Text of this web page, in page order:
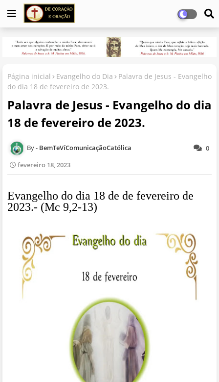
Página inicial Evangelho do Dia
Palavra de Jesus - Evangelho
do dia 18 de fevereiro de 2023.
Palavra de Jesus - Evangelho do dia
18 de fevereiro de 2023.
0
BemTeVíComunicaçãoCatólica
fevereiro 18, 2023
Evangelho do dia 18 de de fevereiro de
2023.- (Mc 9,2-13)